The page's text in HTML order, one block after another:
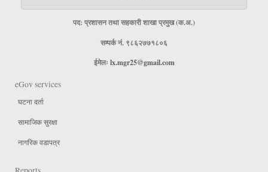
पद: प्रशासन तथा सहकारी शाखा प्रमुख (क.अ.)
सम्पर्क नं. ९८६२७७१८०६
ईमेलः lx.mgr25@gmail.com
eGov services
घटना दर्ता
सामाजिक सुरक्षा
नागरिक वडापत्र